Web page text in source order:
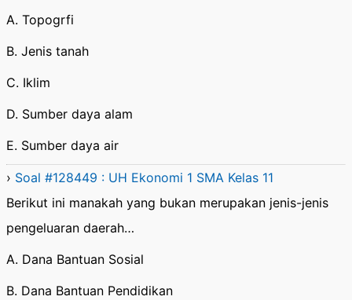
A. Topogrfi
B. Jenis tanah
C. Iklim
D. Sumber daya alam
E. Sumber daya air
› Soal #128449 : UH Ekonomi 1 SMA Kelas 11
Berikut ini manakah yang bukan merupakan jenis-jenis
pengeluaran daerah…
A. Dana Bantuan Sosial
B. Dana Bantuan Pendidikan